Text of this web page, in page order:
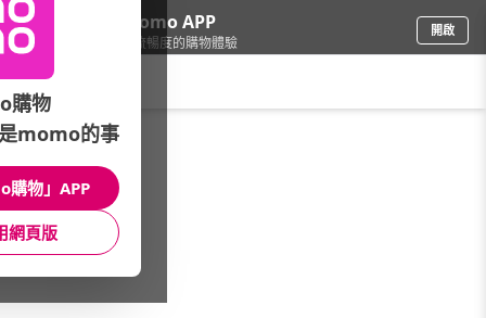
下載momo APP
給你3倍流暢度的購物體驗
開啟
罐頭食品/肉醬/魚罐頭
本館精選商品
館長推薦 月銷量
購物
momo的事
購物」APP
網頁版